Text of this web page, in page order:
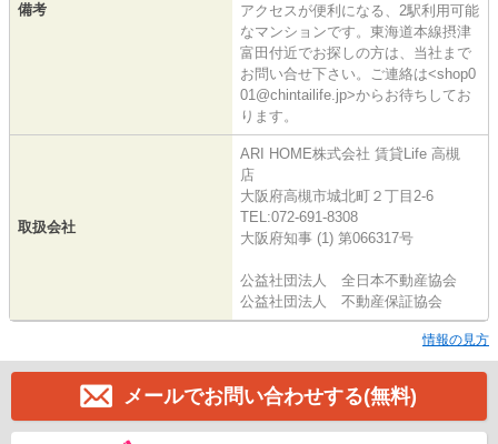
備考
アクセスが便利になる、2駅利用可能
なマンションです。東海道本線摂津
富田付近でお探しの方は、当社まで
お問い合せ下さい。ご連絡は<shop0
01@chintailife.jp>からお待ちしてお
ります。
取扱会社
ARI HOME株式会社 賃貸Life 高槻
店
大阪府高槻市城北町２丁目2-6
TEL:072-691-8308
大阪府知事 (1) 第066317号
公益社団法人 全日本不動産協会
公益社団法人 不動産保証協会
情報の見方
メールでお問い合わせする(無料)